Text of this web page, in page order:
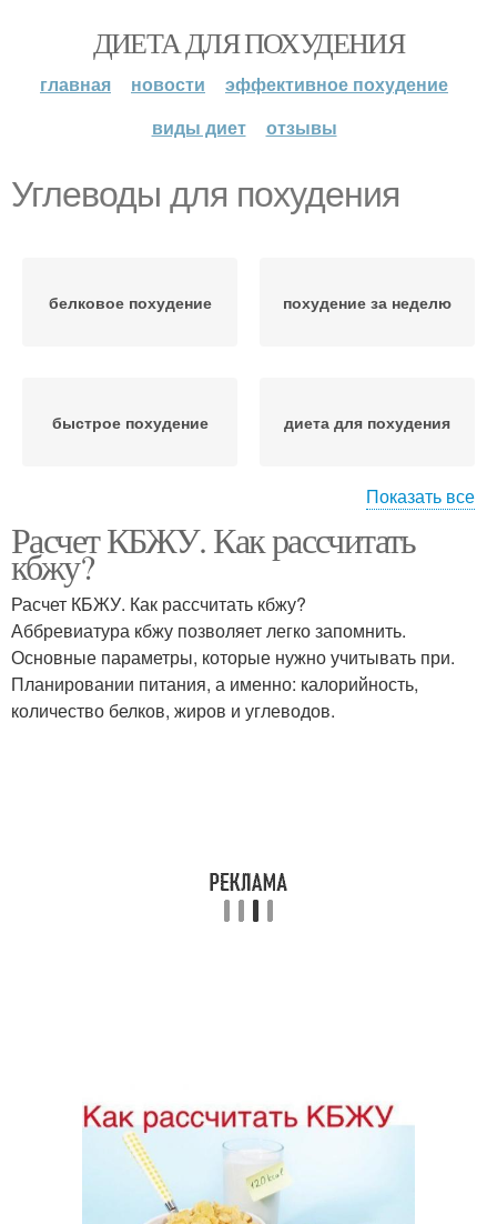
ДИЕТА ДЛЯ ПОХУДЕНИЯ
главная новости
эффективное похудение
виды диет
отзывы
Углеводы для похудения
белковое похудение похудение за неделю
быстрое похудение диета для похудения
Простые углеводы Сложные углеводы
Завтрак для похудения Питание для похудения
Показать все
Расчет КБЖУ. Как рассчитать
кбжу?
Расчет КБЖУ. Как рассчитать кбжу?
Аббревиатура кбжу позволяет легко запомнить.
Основные параметры, которые нужно учитывать при.
Планировании питания, а именно: калорийность,
количество белков, жиров и углеводов.